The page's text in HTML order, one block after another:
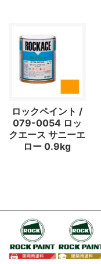
ロックペイント /
079-0054 ロッ
クエース サニーエ
ロー 0.9kg